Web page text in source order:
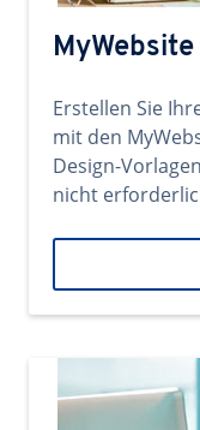
MyWebsite
Erstellen Sie
mit den
Design-
nicht